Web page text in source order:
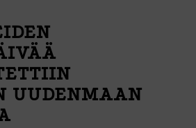
UUDENMAAN